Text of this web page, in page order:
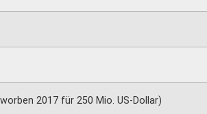
2017 für 250 Mio. US-Dollar)